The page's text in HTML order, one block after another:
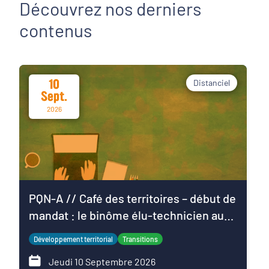
Découvrez nos derniers
contenus
10
Sept.
2026
Distanciel
PQN-A // Café des territoires – début de
mandat : le binôme élu-technicien au
service du projet de territoire
Développement territorial Transitions
Jeudi 10 Septembre 2026